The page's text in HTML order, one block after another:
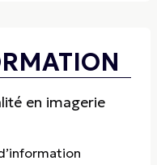
en imagerie